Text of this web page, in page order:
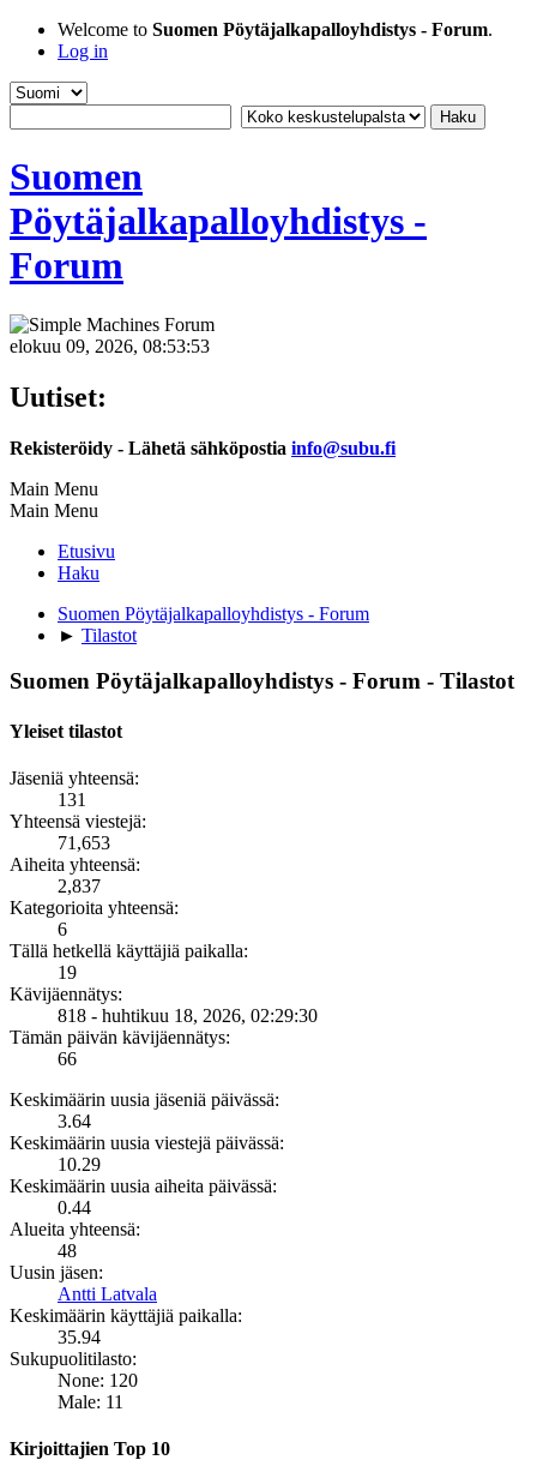
Welcome to Suomen Pöytäjalkapalloyhdistys - Forum.
Log in
Suomen
Pöytäjalkapalloyhdistys -
Forum
elokuu 09, 2026, 08:53:53
Uutiset:
Rekisteröidy - Lähetä sähköpostia info@subu.fi
Main Menu
Main Menu
Etusivu
Haku
Suomen Pöytäjalkapalloyhdistys - Forum
► Tilastot
Suomen Pöytäjalkapalloyhdistys - Forum - Tilastot
Yleiset tilastot
Jäseniä yhteensä:
131
Yhteensä viestejä:
71,653
Aiheita yhteensä:
2,837
Kategorioita yhteensä:
6
Tällä hetkellä käyttäjiä paikalla:
19
Kävijäennätys:
818 - huhtikuu 18, 2026, 02:29:30
Tämän päivän kävijäennätys:
66
Keskimäärin uusia jäseniä päivässä:
3.64
Keskimäärin uusia viestejä päivässä:
10.29
Keskimäärin uusia aiheita päivässä:
0.44
Alueita yhteensä:
48
Uusin jäsen:
Antti Latvala
Keskimäärin käyttäjiä paikalla:
35.94
Sukupuolitilasto:
None: 120
Male: 11
Kirjoittajien Top 10